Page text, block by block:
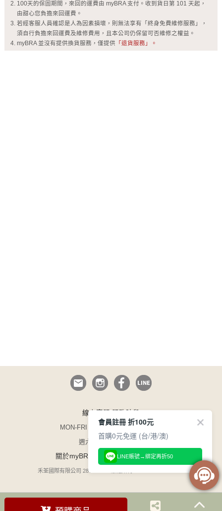
100天的保固期間，來回的運費由 myBRA 支付。收到貨日第 101 天起，
由甜心您負擔來回運費。
若經客服人員確認是人為因素損壞，則無法享有「終身免費維修服務」，
須自行負擔來回運費及維修費用，且本公司仍保留可否維修之權益。
myBRA 並沒有提供換貨服務，僅提供 「退貨服務」。
線上客服 服務時段
MON-FRI 09:00~12:30/13:30~17:00
週六日與國定假日休息
關於myBRA
企業徵才/165 防詐騙
禾荃國際有限公司 28754599 / 版權所有 COPYRIGHT©1996
會員註冊 折100元
首購0元免運 (台/港/澳)
LINE帳號→綁定再折50